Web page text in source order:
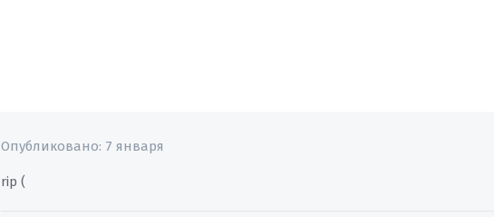
Опубликовано: 7 января
rip (